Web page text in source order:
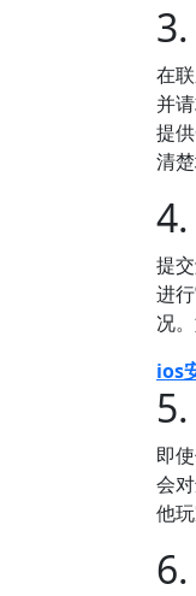
在
并
提
清
提
进
况
ios
即
会
他